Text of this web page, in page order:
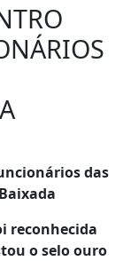
das
reconhecida
o selo ouro